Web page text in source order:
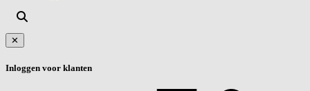
✕
Inloggen voor klanten